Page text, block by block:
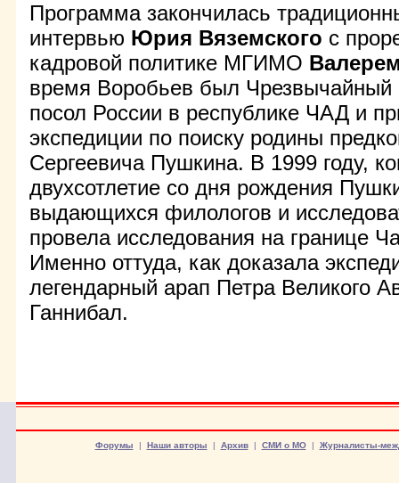
Программа закончилась
интервью Юрия Вяземского с
кадровой политике МГИМО
время Воробьев был Чрезвычайный
посол России в республике ЧАД и
экспедиции по поиску родины
Сергеевича Пушкина. В 1999 году,
двухсотлетие со дня рождения
выдающихся филологов и
провела исследования на границе
Именно оттуда, как доказала
легендарный арап Петра Великого
Ганнибал.
Форумы | Наши авторы | Архив| СМИ о МО| Журналисты-